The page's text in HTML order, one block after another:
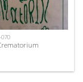
070